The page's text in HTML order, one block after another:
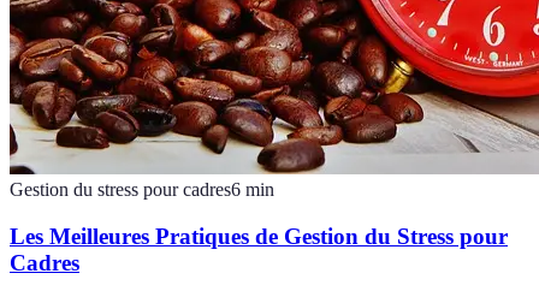
Gestion du stress pour cadres6 min
Les Meilleures Pratiques de Gestion du Stress pour
Cadres